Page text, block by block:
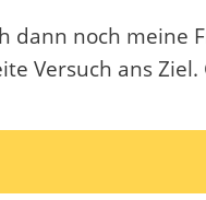
dann noch meine
Versuch ans Ziel.